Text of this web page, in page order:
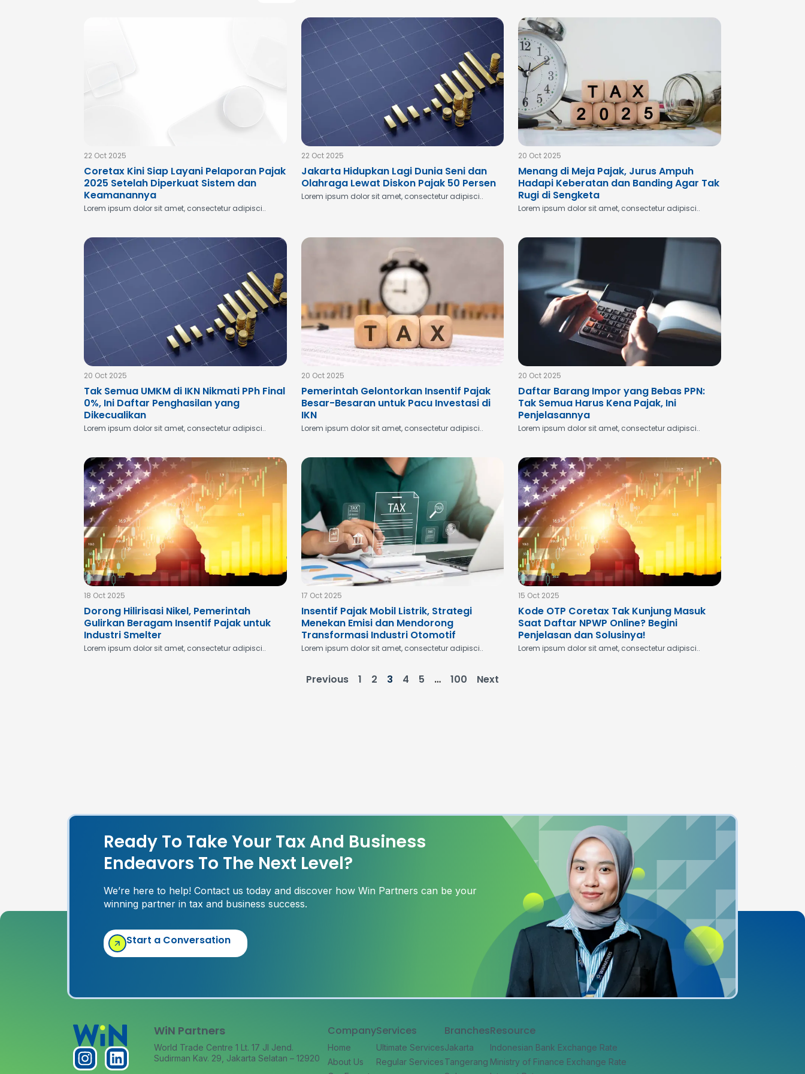
22 Oct 2025
Coretax Kini Siap Layani Pelaporan Pajak
2025 Setelah Diperkuat Sistem dan
Keamanannya
Lorem ipsum dolor sit amet, consectetur adipisci..
22 Oct 2025
Jakarta Hidupkan Lagi Dunia Seni dan
Olahraga Lewat Diskon Pajak 50 Persen
Lorem ipsum dolor sit amet, consectetur adipisci..
20 Oct 2025
Menang di Meja Pajak, Jurus Ampuh
Hadapi Keberatan dan Banding Agar Tak
Rugi di Sengketa
Lorem ipsum dolor sit amet, consectetur adipisci..
20 Oct 2025
Tak Semua UMKM di IKN Nikmati PPh Final
0%, Ini Daftar Penghasilan yang
Dikecualikan
Lorem ipsum dolor sit amet, consectetur adipisci..
20 Oct 2025
Pemerintah Gelontorkan Insentif Pajak
Besar-Besaran untuk Pacu Investasi di
IKN
Lorem ipsum dolor sit amet, consectetur adipisci..
20 Oct 2025
Daftar Barang Impor yang Bebas PPN:
Tak Semua Harus Kena Pajak, Ini
Penjelasannya
Lorem ipsum dolor sit amet, consectetur adipisci..
18 Oct 2025
Dorong Hilirisasi Nikel, Pemerintah
Gulirkan Beragam Insentif Pajak untuk
Industri Smelter
Lorem ipsum dolor sit amet, consectetur adipisci..
17 Oct 2025
Insentif Pajak Mobil Listrik, Strategi
Menekan Emisi dan Mendorong
Transformasi Industri Otomotif
Lorem ipsum dolor sit amet, consectetur adipisci..
15 Oct 2025
Kode OTP Coretax Tak Kunjung Masuk
Saat Daftar NPWP Online? Begini
Penjelasan dan Solusinya!
Lorem ipsum dolor sit amet, consectetur adipisci..
Previous 1 2 3 4 5 … 100 Next
Ready To Take Your Tax And Business
Endeavors To The Next Level?
We’re here to help! Contact us today and discover how Win Partners can be your
winning partner in tax and business success.
Start a Conversation
WiN Partners
World Trade Centre 1 Lt. 17 Jl Jend.
Sudirman Kav. 29, Jakarta Selatan – 12920
Company
Home
About Us
Services
Ultimate Services
Regular Services
Branches
Jakarta
Tangerang
Resource
Indonesian Bank Exchange Rate
Ministry of Finance Exchange Rate